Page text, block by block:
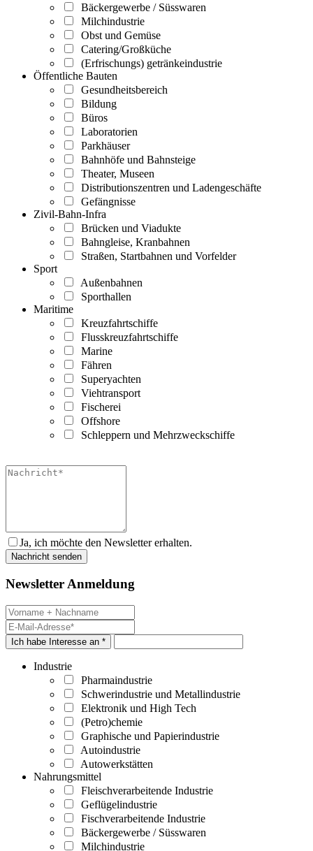
Bäckergewerbe / Süsswaren
Milchindustrie
Obst und Gemüse
Catering/Großküche
(Erfrischungs) getränkeindustrie
Öffentliche Bauten
Gesundheitsbereich
Bildung
Büros
Laboratorien
Parkhäuser
Bahnhöfe und Bahnsteige
Theater, Museen
Distributionszentren und Ladengeschäfte
Gefängnisse
Zivil-Bahn-Infra
Brücken und Viadukte
Bahngleise, Kranbahnen
Straßen, Startbahnen und Vorfelder
Sport
Außenbahnen
Sporthallen
Maritime
Kreuzfahrtschiffe
Flusskreuzfahrtschiffe
Marine
Fähren
Superyachten
Viehtransport
Fischerei
Offshore
Schleppern und Mehrzweckschiffe
Ja, ich möchte den Newsletter erhalten.
Newsletter Anmeldung
Ich habe Interesse an *
Industrie
Pharmaindustrie
Schwerindustrie und Metallindustrie
Elektronik und High Tech
(Petro)chemie
Graphische und Papierindustrie
Autoindustrie
Autowerkstätten
Nahrungsmittel
Fleischverarbeitende Industrie
Geflügelindustrie
Fischverarbeitende Industrie
Bäckergewerbe / Süsswaren
Milchindustrie